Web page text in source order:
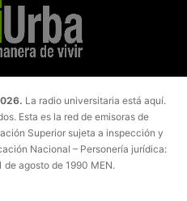
La radio universitaria está aquí.
Esta es la red de emisoras de
Superior sujeta a inspección y
Nacional – Personería jurídica:
agosto de 1990 MEN.